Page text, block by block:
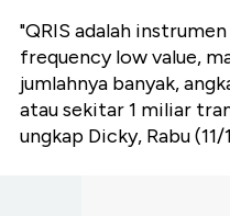
"QRIS adalah
frequency low value,
jumlahnya banyak,
atau sekitar 1 miliar
ungkap Dicky, Rabu (11/